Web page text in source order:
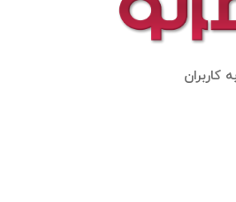
کاربران